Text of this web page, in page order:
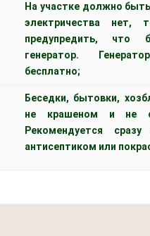
На участке должно
электричества
предупредить, что
генератор.
бесплатно;
Беседки, бытовки,
не крашеном и не
Рекомендуется
антисептиком или